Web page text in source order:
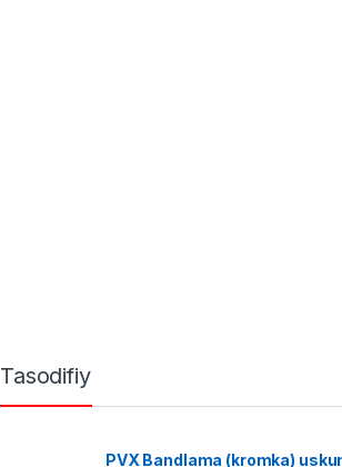
Tasodifiy
PVX Bandlama (kromka)